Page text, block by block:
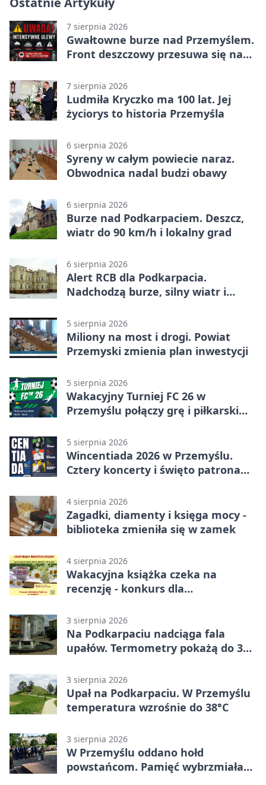
7 sierpnia 2026
Gwałtowne burze nad Przemyślem.
Front deszczowy przesuwa się na
7 sierpnia 2026
Ludmiła Kryczko ma 100 lat. Jej
życiorys to historia Przemyśla
6 sierpnia 2026
Syreny w całym powiecie naraz.
Obwodnica nadal budzi obawy
6 sierpnia 2026
Burze nad Podkarpaciem. Deszcz,
wiatr do 90 km/h i lokalny grad
6 sierpnia 2026
Alert RCB dla Podkarpacia.
Nadchodzą burze, silny wiatr i
5 sierpnia 2026
Miliony na most i drogi. Powiat
Przemyski zmienia plan inwestycji
5 sierpnia 2026
Wakacyjny Turniej FC 26 w
Przemyślu połączy grę i piłkarski
5 sierpnia 2026
Wincentiada 2026 w Przemyślu.
Cztery koncerty i święto patrona
4 sierpnia 2026
Zagadki, diamenty i księga mocy -
biblioteka zmieniła się w zamek
4 sierpnia 2026
Wakacyjna książka czeka na
recenzję - konkurs dla
3 sierpnia 2026
Na Podkarpaciu nadciąga fala
upałów. Termometry pokażą do 36
3 sierpnia 2026
Upał na Podkarpaciu. W Przemyślu
temperatura wzrośnie do 38°C
3 sierpnia 2026
W Przemyślu oddano hołd
powstańcom. Pamięć wybrzmiała